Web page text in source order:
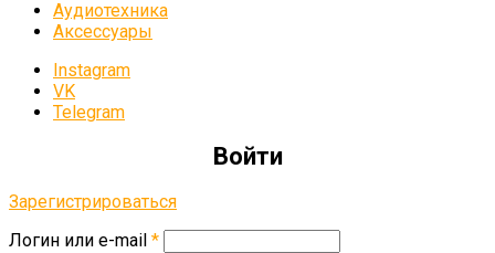
Аудиотехника
Аксессуары
Instagram
VK
Telegram
Войти
Зарегистрироваться
Логин или e-mail *